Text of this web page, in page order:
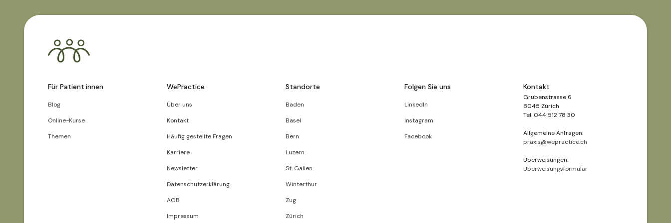
Für Patient:innen
Blog
Online-Kurse
Themen
WePractice
Über uns
Kontakt
Häufig gestellte Fragen
Karriere
Newsletter
Datenschutzerklärung
AGB
Impressum
Standorte
Baden
Basel
Bern
Luzern
St. Gallen
Winterthur
Zug
Zürich
Folgen Sie uns
LinkedIn
Instagram
Facebook
Kontakt
Grubenstrasse 6
8045 Zürich
Tel. 044 512 78 30
Allgemeine Anfragen:
praxis@wepractice.ch
Überweisungen:
Überweisungsformular